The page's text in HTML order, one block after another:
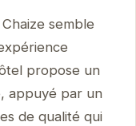
semble
propose un
appuyé par un
de qualité qui